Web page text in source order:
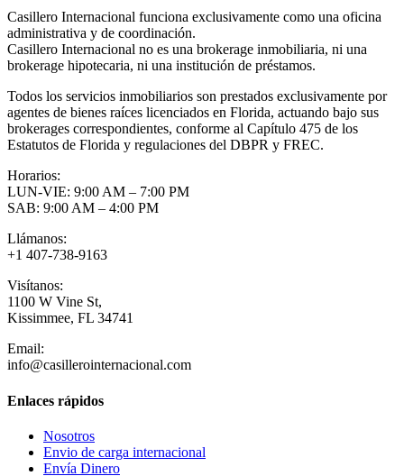
Casillero Internacional funciona exclusivamente como una oficina
administrativa y de coordinación.
Casillero Internacional no es una brokerage inmobiliaria, ni una
brokerage hipotecaria, ni una institución de préstamos.
Todos los servicios inmobiliarios son prestados exclusivamente por
agentes de bienes raíces licenciados en Florida, actuando bajo sus
brokerages correspondientes, conforme al Capítulo 475 de los
Estatutos de Florida y regulaciones del DBPR y FREC.
Horarios:
LUN-VIE: 9:00 AM – 7:00 PM
SAB: 9:00 AM – 4:00 PM
Llámanos:
+1 407-738-9163
Visítanos:
1100 W Vine St,
Kissimmee, FL 34741
Email:
info@casillerointernacional.com
Enlaces rápidos
Nosotros
Envio de carga internacional
Envía Dinero